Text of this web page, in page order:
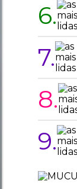
6.
7.
8.
9.